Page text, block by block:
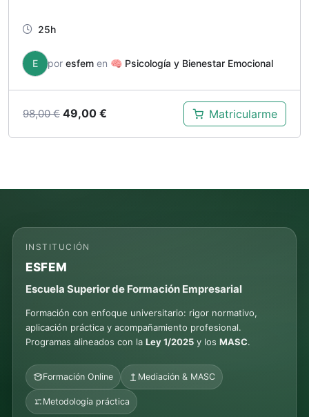
25h
E por esfem en 🧠 Psicología y Bienestar Emocional
98,00€ El
49,00 € Matricularme
INSTITUCIÓN
ESFEM
Escuela Superior de Formación Empresarial
Formación con enfoque universitario: rigor normativo,
aplicación práctica y acompañamiento profesional.
Programas alineados con la Ley 1/2025 y los MASC.
Formación Online Mediación & MASC
Metodología práctica